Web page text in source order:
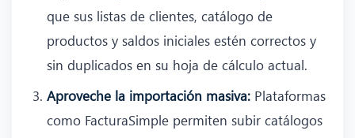
que sus listas de clientes, catálogo de
productos y saldos iniciales estén correctos y
sin duplicados en su hoja de cálculo actual.
Aproveche la importación masiva: Plataformas
como FacturaSimple permiten subir catálogos